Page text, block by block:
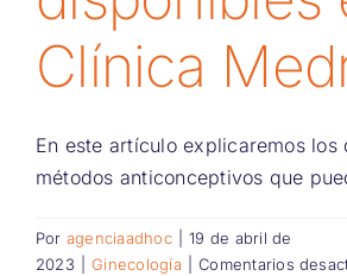
Clínica
En este artículo explicaremos los
métodos anticonceptivos que
Por agenciaadhoc
19 de abril de
2023
Ginecología Comentarios